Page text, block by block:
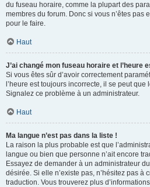
du fuseau horaire, comme la plupart des
membres du forum. Donc si vous n’êtes pas
pour le faire.
Haut
J’ai changé mon fuseau horaire et l’heure
Si vous êtes sûr d’avoir correctement
l’heure est toujours incorrecte, il se peut que
Signalez ce problème à un administrateur.
Haut
Ma langue n’est pas dans la liste !
La raison la plus probable est que
langue ou bien que personne n’ait encore
Essayez de demander à un administrateur
désirée. Si elle n’existe pas, n’hésitez pas à
traduction. Vous trouverez plus